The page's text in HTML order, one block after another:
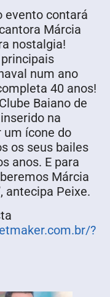
evento contará
Márcia
nostalgia!
num ano
40 anos!
Baiano de
na
um ícone do
os seus bailes
anos. E para
Márcia
antecipa Peixe.
?